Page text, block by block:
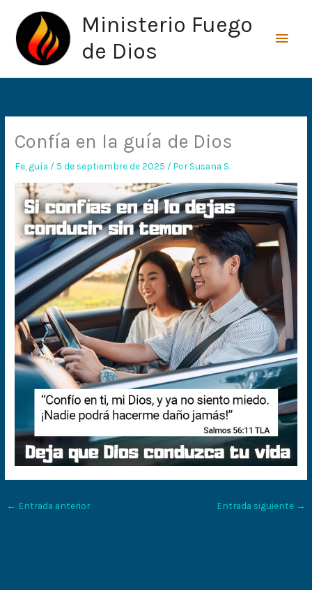
contenido
Ministerio Fuego
de Dios
Confía en la guía de Dios
Fe guía / 5 de septiembre de 2025 / PorSusana S.
← Entrada anterior Entrada siguiente →